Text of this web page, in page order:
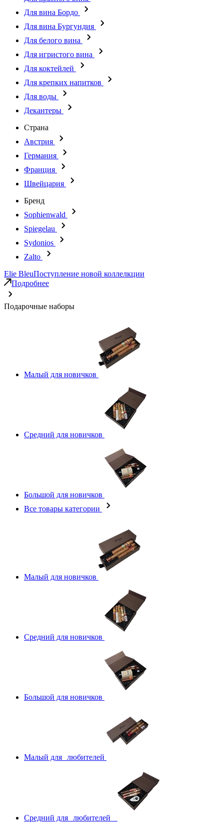
Для вина Бордо
Для вина Бургундия
Для белого вина
Для игристого вина
Для коктейлей
Для крепких напитков
Для воды
Декантеры
Страна
Австрия
Германия
Франция
Швейцария
Бренд
Sophienwald
Spiegelau
Sydonios
Zalto
Elie BleuПоступление новой коллелкции
Подробнее
Подарочные наборы
Малый для новичков
Средний для новичков
Большой для новичков
Все товары категории
Малый для новичков
Средний для новичков
Большой для новичков
Малый для любителей
Средний для любителей